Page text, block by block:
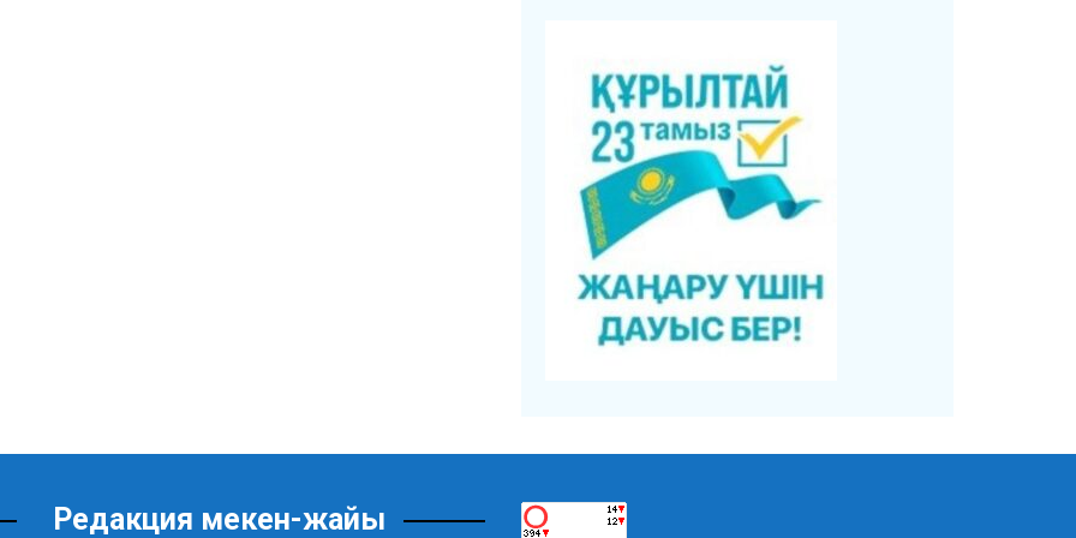
Редакция мекен-жайы